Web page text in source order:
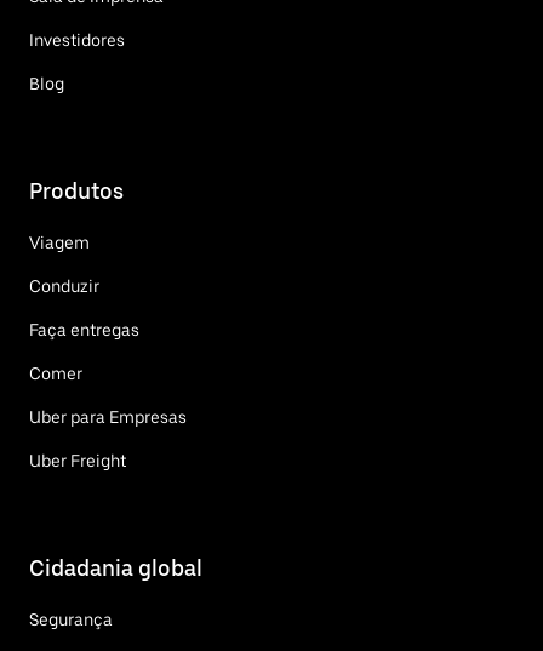
Investidores
Blog
Produtos
Viagem
Conduzir
Faça entregas
Comer
Uber para Empresas
Uber Freight
Cidadania global
Segurança